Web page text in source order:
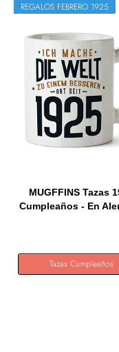
REGALOS FEBRERO 1925
MUGFFINS Tazas
Cumpleaños - En
Tazas Cumpleaños